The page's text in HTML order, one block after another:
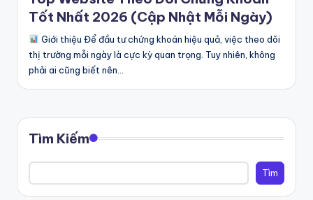
m
ê
,
lư
u
gi
ữ
k
Tốt Nhất 2026 (Cập Nhật Mỗi Ngày)
Giới thiệu Để đầu tư chứng khoán hiệu quả, việc theo dõi
thị trường mỗi ngày là cực kỳ quan trọng. Tuy nhiên, không
phải ai cũng biết nên…
Tìm Kiếm
Tìm